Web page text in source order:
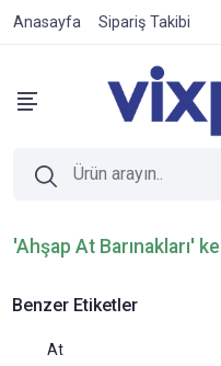
Anasayfa Sipariş Takibi
'Ahşap At Barınakları'
Benzer Etiketler
At